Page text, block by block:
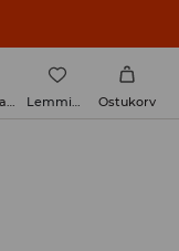
Kasutaja Lemmikud Ostukorv